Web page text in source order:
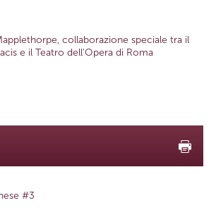
collaborazione speciale tra il
e il Teatro dell'Opera di Roma
#3